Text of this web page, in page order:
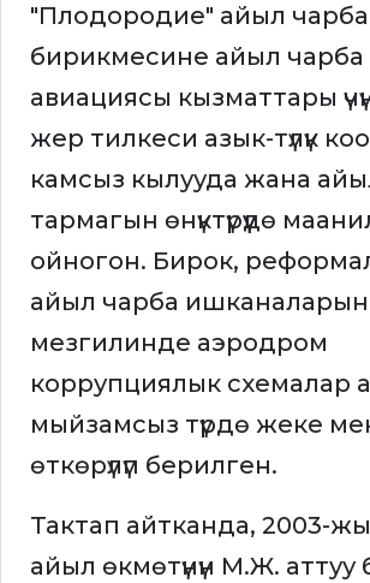
"Плодородие" айыл
бирикмесине айыл чарба
авиациясы кызматтары
жер тилкеси азык-түлүк
камсыз кылууда жана
тармагын өнүктүрүүдө
ойногон. Бирок,
айыл чарба
мезгилинде аэродром
коррупциялык схемалар
мыйзамсыз түрдө жеке
өткөрүлүп берилген.
Тактап айтканда, 2003-
айыл өкмөтүнүн М.Ж.